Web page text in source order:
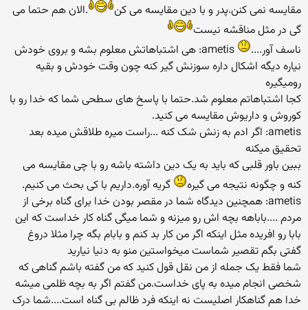
مقایسه نمی کنن.پدر و با دین مقایسه می کن
.الان هم حتما می
گی در مثل مناقشه نیست
ناسف آور....
ametis: هی اشتباهاتش معلوم بشه و بروی خودش
نیاره دیگه اشکال داره سوزنش گیر کنه چون وقت خودش و بقیه
رومیگیره
کجا اشتباهاتم معلوم شد.حتما با پاسخ های سطحی شما که خدا رو با
کوروش و داریوش مقایسه می کنید.
ametis: اگر ادم به زنش شک کنه ...راست میره طلاقش میده بعد
تحقیق میکنه
ببین باور قلبی که باید به یک دین داشته باشه رو با چی مقایسه می
کنه و چگونه نتیجه می گیره
گریه آوره.داریم با کی بحث می کنیم.
ametis: همچنین دیدگاه شما در مقصر بودن خدا برای گناه برخی از
مردم ....باباهه بچه اش رو میزنه و شما میگی گناه کار خداست که این
بابا رو افریده مثل اینکه اگر من کار بد کنم و بابام بگه چرا مثلا دروغ
گفتی بگم تقصیر شماست میخواستین منو به دنیا نیارید
شما فقط یک جمله از من نقل قول کنید که من گفته باشم گناهی که
شخصی انجام میده به پای خداست.من گفتم اگر به بچه ظلمی میشه
خدا هم گناهکار اصلیست نه اینکه فرد ظالم بی گناه است....شما درک